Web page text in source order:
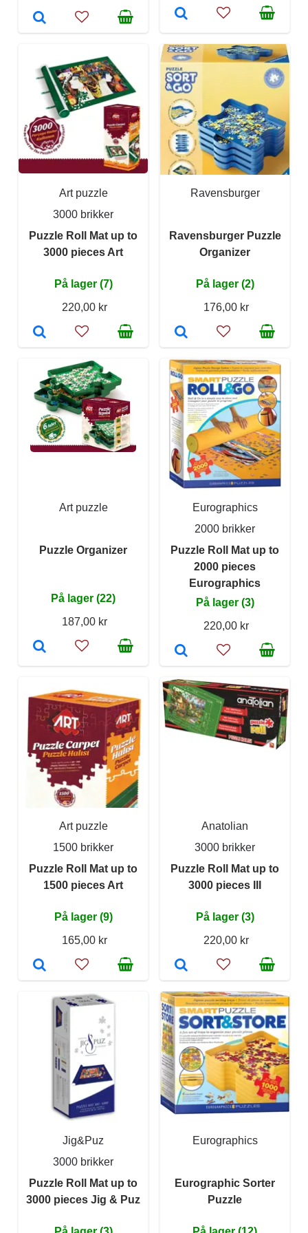
Art puzzle
3000 brikker
Puzzle Roll Mat up to
3000 pieces Art
På lager (7)
220,00 kr
Ravensburger
Ravensburger Puzzle
Organizer
På lager (2)
176,00 kr
Art puzzle
Puzzle Organizer
På lager (22)
187,00 kr
Eurographics
2000 brikker
Puzzle Roll Mat up to
2000 pieces
Eurographics
På lager (3)
220,00 kr
Art puzzle
1500 brikker
Puzzle Roll Mat up to
1500 pieces Art
På lager (9)
165,00 kr
Anatolian
3000 brikker
Puzzle Roll Mat up to
3000 pieces III
På lager (3)
220,00 kr
Jig&Puz
3000 brikker
Puzzle Roll Mat up to
3000 pieces Jig & Puz
Eurographics
Eurographic Sorter
Puzzle